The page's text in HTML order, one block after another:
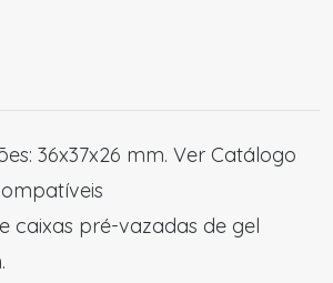
36x37x26 mm. Ver Catálogo
caixas pré-vazadas de gel